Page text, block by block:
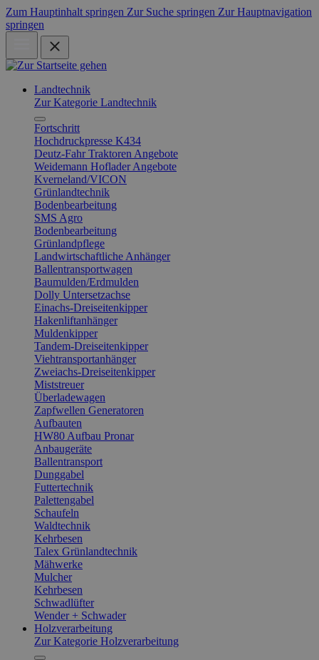
Zum Hauptinhalt springen Zur Suche springen Zur Hauptnavigation
springen
Landtechnik
Zur Kategorie Landtechnik
Fortschritt
Hochdruckpresse K434
Deutz-Fahr Traktoren Angebote
Weidemann Hoflader Angebote
Kverneland/VICON
Grünlandtechnik
Bodenbearbeitung
SMS Agro
Bodenbearbeitung
Grünlandpflege
Landwirtschaftliche Anhänger
Ballentransportwagen
Baumulden/Erdmulden
Dolly Untersetzachse
Einachs-Dreiseitenkipper
Hakenliftanhänger
Muldenkipper
Tandem-Dreiseitenkipper
Viehtransportanhänger
Zweiachs-Dreiseitenkipper
Miststreuer
Überladewagen
Zapfwellen Generatoren
Aufbauten
HW80 Aufbau Pronar
Anbaugeräte
Ballentransport
Dunggabel
Futtertechnik
Palettengabel
Schaufeln
Waldtechnik
Kehrbesen
Talex Grünlandtechnik
Mähwerke
Mulcher
Kehrbesen
Schwadlüfter
Wender + Schwader
Holzverarbeitung
Zur Kategorie Holzverarbeitung